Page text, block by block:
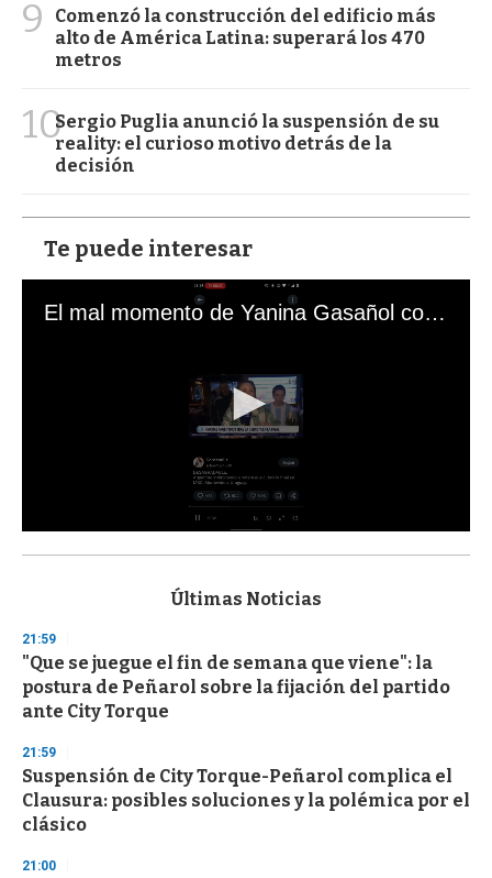
9
Comenzó la construcción del edificio más
alto de América Latina: superará los 470
metros
10Sergio Puglia anunció la suspensión de su
reality: el curioso motivo detrás de la
decisión
Te puede interesar
El mal momento de Yanina Gasañol con un hincha argentino en "Subrayado"
s
d
s
o
f
3
s
e
c
o
n
Últimas Noticias
21:59
"Que se juegue el fin de semana que viene": la
postura de Peñarol sobre la fijación del partido
ante City Torque
21:59
Suspensión de City Torque-Peñarol complica el
Clausura: posibles soluciones y la polémica por el
clásico
21:00